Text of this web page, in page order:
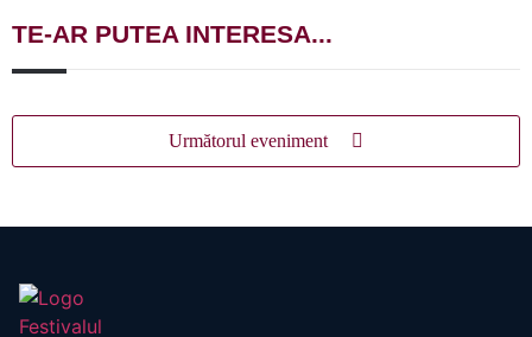
TE-AR PUTEA INTERESA...
Următorul eveniment